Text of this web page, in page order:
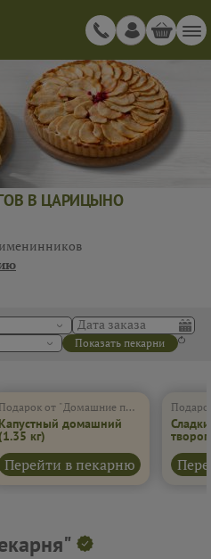
В ЦАРИЦЫНО
именинников
Показать пекарни
Подарок от "Домашние пироги"
Капустный домашний
(1.35 кг)
Перейти в пекарню